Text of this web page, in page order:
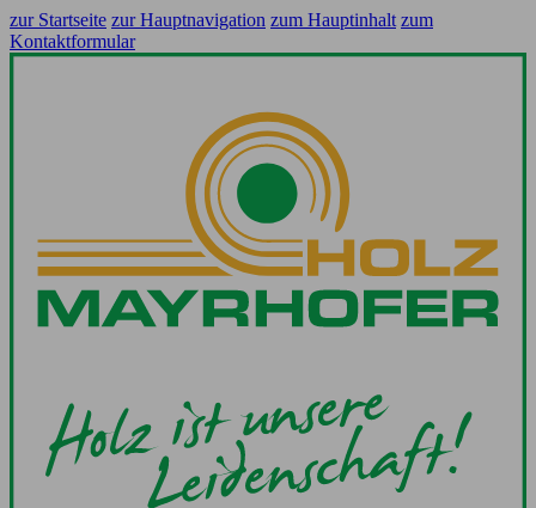
zur Startseite zur Hauptnavigation zum Hauptinhalt zum
Kontaktformular